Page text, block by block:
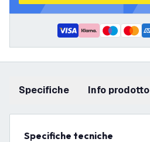
Specifiche info prodotto
Specifiche tecniche